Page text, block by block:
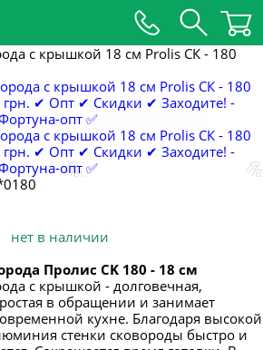
с крышкой 18 см Prolis СК - 180
нет в наличии
Пролис CK 180 - 18 см
с крышкой - долговечная,
в обращении и занимает
кухне. Благодаря высокой
стенки сковороды быстро и
ТОВАРА 22.09.2022
ЭМАЛИ 17.09.2022
12.09.2022
КУХОННЫХ
ЭЛЕКТРОТОВАРОВ
СТЕКЛО, НОЖИ, ПЛАСТИК
21.08.2022
КУХОННЫХ